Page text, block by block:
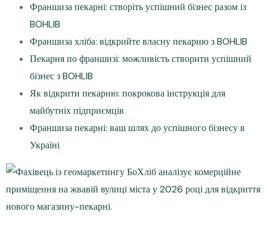
Франшиза пекарні: створіть успішний бізнес разом із
BOHLIB
Франшиза хліба: відкрийте власну пекарню з BOHLIB
Пекарня по франшизі: можливість створити успішний
бізнес з BOHLIB
Як відкрити пекарню: покрокова інструкція для
майбутніх підприємців
Франшиза пекарні: ваш шлях до успішного бізнесу в
Україні